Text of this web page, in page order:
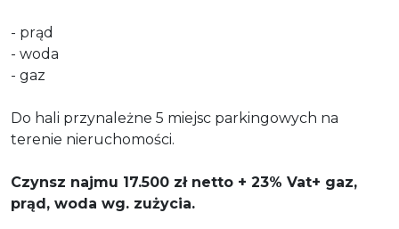
- prąd
- woda
- gaz
Do hali przynależne 5 miejsc parkingowych na
terenie nieruchomości.
Czynsz najmu 17.500 zł netto + 23% Vat+ gaz,
prąd, woda wg. zużycia.